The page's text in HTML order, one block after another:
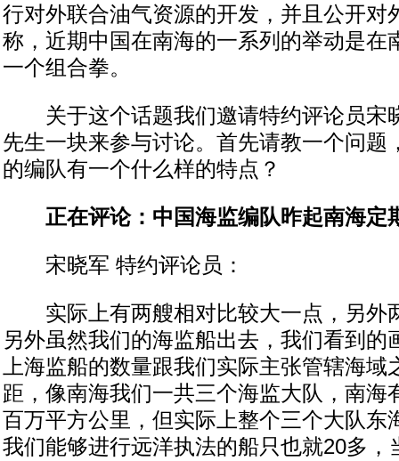
行对外联合油气资源的开发，并且公开对
称，近期中国在南海的一系列的举动是在
一个组合拳。
关于这个话题我们邀请特约评论员宋
先生一块来参与讨论。首先请教一个问题
的编队有一个什么样的特点？
正在评论：中国海监编队昨起南海定
宋晓军 特约评论员：
实际上有两艘相对比较大一点，另外
另外虽然我们的海监船出去，我们看到的
上海监船的数量跟我们实际主张管辖海域
距，像南海我们一共三个海监大队，南海
百万平方公里，但实际上整个三个大队东
我们能够进行远洋执法的船只也就20多，